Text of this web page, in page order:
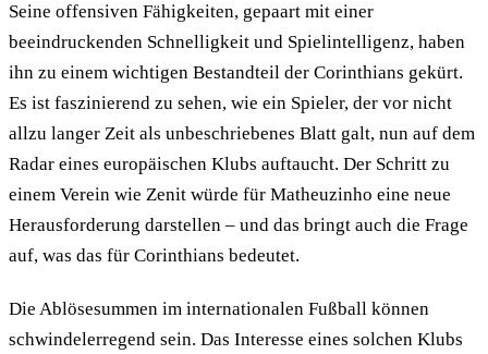
Seine offensiven Fähigkeiten, gepaart mit einer
beeindruckenden Schnelligkeit und Spielintelligenz, haben
ihn zu einem wichtigen Bestandteil der Corinthians gekürt.
Es ist faszinierend zu sehen, wie ein Spieler, der vor nicht
allzu langer Zeit als unbeschriebenes Blatt galt, nun auf dem
Radar eines europäischen Klubs auftaucht. Der Schritt zu
einem Verein wie Zenit würde für Matheuzinho eine neue
Herausforderung darstellen – und das bringt auch die Frage
auf, was das für Corinthians bedeutet.
Die Ablösesummen im internationalen Fußball können
schwindelerregend sein. Das Interesse eines solchen Klubs